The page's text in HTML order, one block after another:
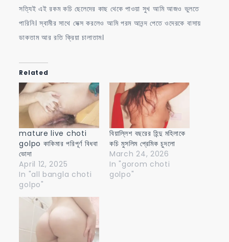
সত্যিই এই রকম কচি ছেলেদের কাছ থেকে পাওয়া সুখ আমি আজও ভুলতে
পারিনি। স্বামীর সাথে সেক্স করলেও আমি পরম আনন্দ পেতে ওদেরকে বাসায়
ডাকতাম আর রতি ক্রিয়া চালাতাম।
Related
mature live choti
golpo কাকিমার পরিপূর্ণ বিধবা
ভোদা
April 12, 2025
In "all bangla choti
golpo"
বিয়াল্লিশ বছরের হিন্দু মহিলাকে
কচি মুসলিম প্রেমিক চুদলো
March 24, 2026
In "gorom choti
golpo"